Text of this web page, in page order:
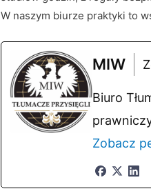
W naszym biurze praktyki to
MIW
Biuro
Zobacz